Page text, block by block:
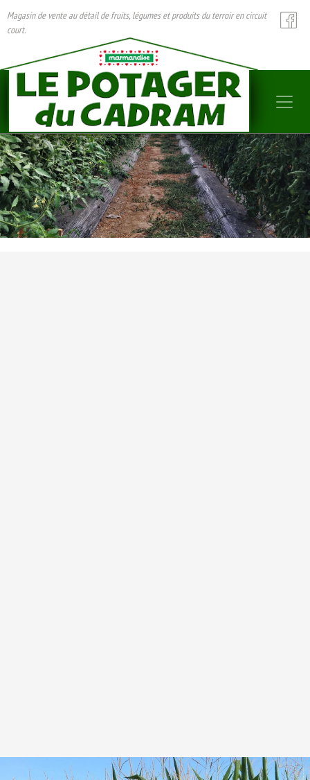
Magasin de vente au détail de fruits, légumes et produits du terroir en circuit
court.